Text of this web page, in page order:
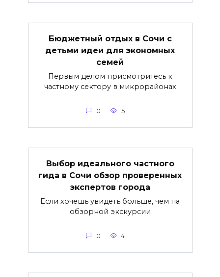
Бюджетный отдых в Сочи с
детьми идеи для экономных
семей
Первым делом присмотритесь к
частному сектору в микрорайонах
0 5
Выбор идеального частного
гида в Сочи обзор проверенных
экспертов города
Если хочешь увидеть больше, чем на
обзорной экскурсии
0 4